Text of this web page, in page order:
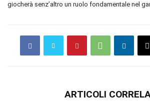
giocherà senz’altro un ruolo fondamentale nel
ARTICOLI